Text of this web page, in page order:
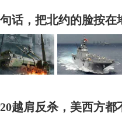
话，把北约的脸按在
越肩反杀，美西方都